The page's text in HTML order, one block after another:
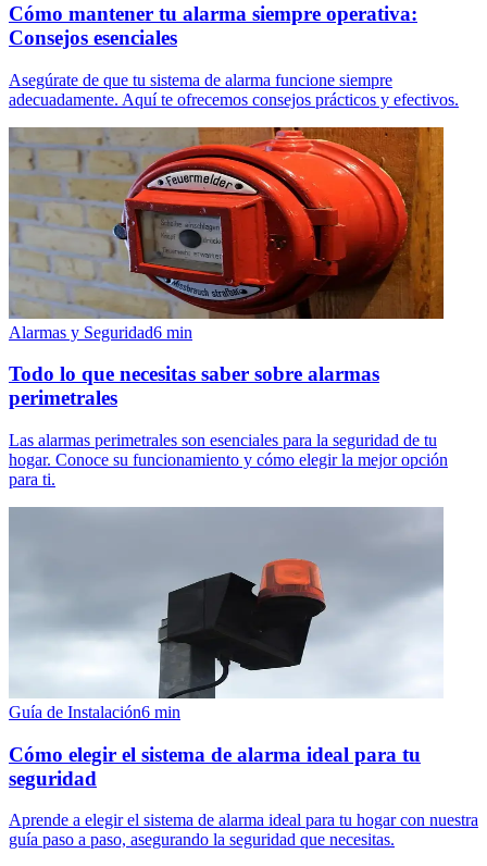
Cómo mantener tu alarma siempre operativa:
Consejos esenciales
Asegúrate de que tu sistema de alarma funcione siempre
adecuadamente. Aquí te ofrecemos consejos prácticos y efectivos.
Alarmas y Seguridad6 min
Todo lo que necesitas saber sobre alarmas
perimetrales
Las alarmas perimetrales son esenciales para la seguridad de tu
hogar. Conoce su funcionamiento y cómo elegir la mejor opción
para ti.
Guía de Instalación6 min
Cómo elegir el sistema de alarma ideal para tu
seguridad
Aprende a elegir el sistema de alarma ideal para tu hogar con nuestra
guía paso a paso, asegurando la seguridad que necesitas.